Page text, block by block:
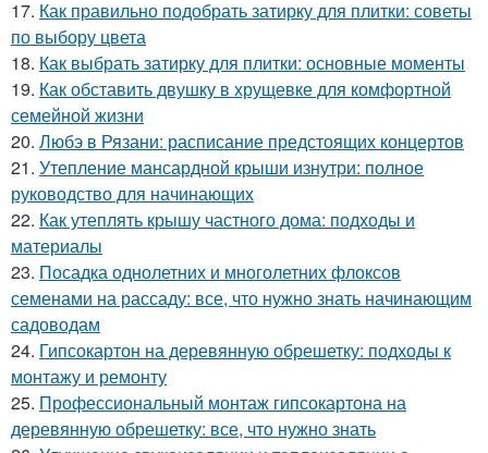
17. Как правильно подобрать затирку для плитки: советы
по выбору цвета
18. Как выбрать затирку для плитки: основные моменты
19. Как обставить двушку в хрущевке для комфортной
семейной жизни
20. Любэ в Рязани: расписание предстоящих концертов
21. Утепление мансардной крыши изнутри: полное
руководство для начинающих
22. Как утеплять крышу частного дома: подходы и
материалы
23. Посадка однолетних и многолетних флоксов
семенами на рассаду: все, что нужно знать начинающим
садоводам
24. Гипсокартон на деревянную обрешетку: подходы к
монтажу и ремонту
25. Профессиональный монтаж гипсокартона на
деревянную обрешетку: все, что нужно знать